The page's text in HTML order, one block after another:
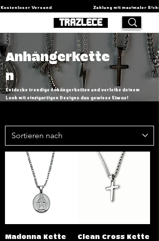
Kostenloser Versand                                          Zahlung mit maximaler
Anhängerkette
n
Entdecke trendige Anhängerketten und verleihe deinem
Look mit einzigartigen Designs das gewisse Etwas!
Madonna Kette
Clean Cross Kette